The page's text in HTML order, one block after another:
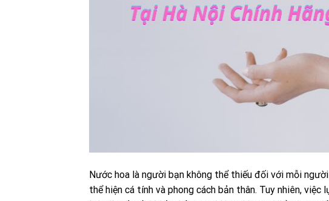
Nước hoa là người bạn không thể thiếu đối với mỗi
thể hiện cá tính và phong cách bản thân. Tuy nhiên,